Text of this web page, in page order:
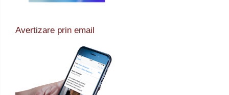
Avertizare prin email